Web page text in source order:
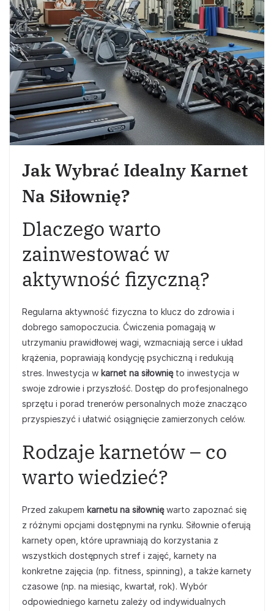
Jak Wybrać Idealny Karnet
Na Siłownię?
Dlaczego warto
zainwestować w
aktywność fizyczną?
Regularna aktywność fizyczna to klucz do zdrowia i
dobrego samopoczucia. Ćwiczenia pomagają w
utrzymaniu prawidłowej wagi, wzmacniają serce i układ
krążenia, poprawiają kondycję psychiczną i redukują
stres. Inwestycja w karnet na siłownięto inwestycja w
swoje zdrowie i przyszłość. Dostęp do profesjonalnego
sprzętu i porad trenerów personalnych może znacząco
przyspieszyć i ułatwić osiągnięcie zamierzonych celów.
Rodzaje karnetów – co
warto wiedzieć?
Przed zakupem karnetu na siłownięwarto zapoznać się
z różnymi opcjami dostępnymi na rynku. Siłownie oferują
karnety open, które uprawniają do korzystania z
wszystkich dostępnych stref i zajęć, karnety na
konkretne zajęcia (np. fitness, spinning), a także karnety
czasowe (np. na miesiąc, kwartał, rok). Wybór
odpowiedniego karnetu zależy od indywidualnych